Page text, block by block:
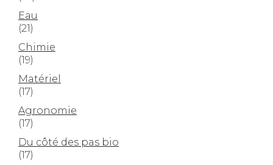
Eau
(21)
Chimie
(19)
Matériel
(17)
Agronomie
(17)
Du côté des pas bio
(17)